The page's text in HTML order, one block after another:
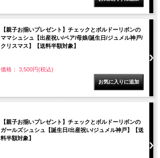
【親子お揃いプレゼント】チェックとボルドーリボンの
ママシュシュ【出産祝い/ペア/母娘/誕生日/ジュメル神戸/
クリスマス】【送料半額対象】
価格： 3,500円(税込)
【親子お揃いプレゼント】チェックとボルドーリボンの
ガールズシュシュ【誕生日/出産祝い/ジュメル神戸】【送
料半額対象】